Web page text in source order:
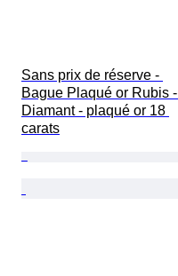
Sans prix de réserve -
Bague Plaqué or Rubis -
Diamant - plaqué or 18
carats